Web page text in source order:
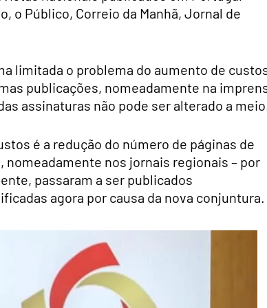
o Público, Correio da Manhã, Jornal de
limitada o problema do aumento de
publicações, nomeadamente na
assinaturas não pode ser alterado a
é a redução do número de páginas de
nomeadamente nos jornais regionais – por
passaram a ser publicados
agora por causa da nova conjuntura.